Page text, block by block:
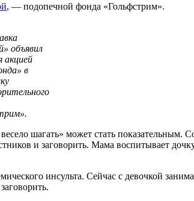
, — подопечной фонда «Гольфстрим».
объявил
акцией
в
шагать» может стать показательным.
и заговорить. Мама воспитывает
инсульта. Сейчас с девочкой